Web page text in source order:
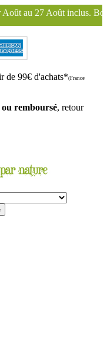
vacances !
de 99€ d'achats*(France
remboursé, retour